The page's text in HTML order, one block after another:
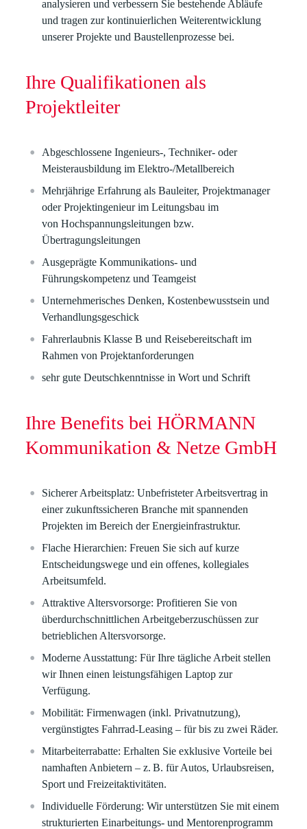
analysieren und verbessern Sie bestehende Abläufe
und tragen zur kontinuierlichen Weiterentwicklung
unserer Projekte und Baustellenprozesse bei.
Ihre Qualifikationen als
Projektleiter
Abgeschlossene Ingenieurs-, Techniker- oder
Meisterausbildung imElektro-/Metallbereich
Mehrjährige Erfahrung als Bauleiter, Projektmanager
oder Projektingenieur imLeitungsbauim
von Hochspannungsleitungen bzw.
Übertragungsleitungen
Ausgeprägte Kommunikations- und
Führungskompetenz undTeamgeist
Unternehmerisches Denken, Kostenbewusstsein und
Verhandlungsgeschick
Fahrerlaubnis Klasse BundReisebereitschaftim
Rahmen von Projektanforderungen
sehr guteDeutschkenntnissein Wort und Schrift
Ihre Benefits bei HÖRMANN
Kommunikation & Netze GmbH
Sicherer Arbeitsplatz: Unbefristeter Arbeitsvertrag in
einer zukunftssicheren Branche mit spannenden
Projekten im Bereich der Energieinfrastruktur.
Flache Hierarchien: Freuen Sie sich auf kurze
Entscheidungswege und ein offenes, kollegiales
Arbeitsumfeld.
Attraktive Altersvorsorge: Profitieren Sie von
überdurchschnittlichen Arbeitgeberzuschüssen zur
betrieblichen Altersvorsorge.
Moderne Ausstattung: Für Ihre tägliche Arbeit stellen
wir Ihnen einen leistungsfähigen Laptop zur
Verfügung.
Mobilität: Firmenwagen (inkl. Privatnutzung),
vergünstigtes Fahrrad-Leasing – für bis zu zwei Räder.
Mitarbeiterrabatte: Erhalten Sie exklusive Vorteile bei
namhaften Anbietern – z. B. für Autos, Urlaubsreisen,
Sport und Freizeitaktivitäten.
Individuelle Förderung: Wir unterstützen Sie mit einem
strukturierten Einarbeitungs- und Mentorenprogramm